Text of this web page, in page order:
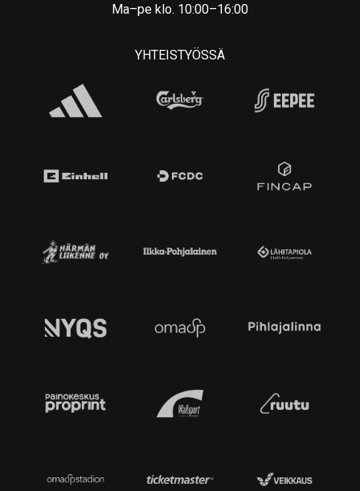
Ma–pe klo. 10:00–16:00
YHTEISTYÖSSÄ